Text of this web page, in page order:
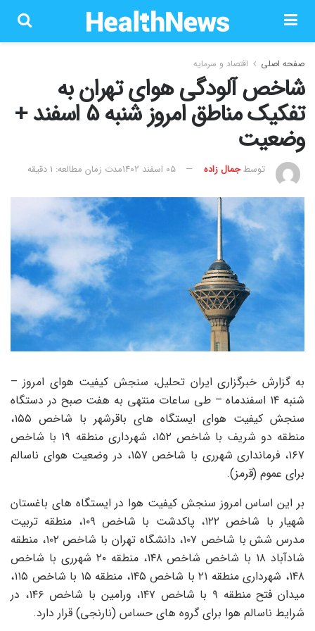
صفحه اصلی اقتصاد و سرمایه
شاخص آلودگی هوای تهران به
تفکیک مناطق امروز شنبه ۵ اسفند +
وضعیت
توسطجمال زاده ۰۵ اسفند ۱۴۰۲ مدت زمان مطالعه: 1 دقیقه
به گزارش خبرگزاری ایران تحلیل، سنجش کیفیت هوای امروز –
شنبه ۱۴ اسفندماه – طی ساعات منتهی به هفت صبح در دستگاه
سنجش کیفیت هوای ایستگاه های باقرشهر با شاخص ۱۵۵،
منطقه دو شریف با شاخص ۱۵۲، شهرداری منطقه ۱۹ با شاخص
۱۶۷، فرمانداری شهرری با شاخص ۱۵۷، در وضعیت هوای ناسالم
برای عموم (قرمز).
بر این اساس امروز سنجش کیفیت هوا در ایستگاه های باغستان
شهیار با شاخص ۱۲۲، پاکدشت با شاخص ۱۰۹، منطقه تربیت
مدرس شش با شاخص ۱۰۷، دانشگاه تهران با شاخص ۱۰۲، منطقه
شادآباد ۱۸ با شاخص شاخص ۱۴۸، منطقه ۲۰ شهرری با شاخص
۱۴۸، شهرداری منطقه ۲۱ با شاخص ۱۴۵، منطقه ۱۵ با شاخص ۱۱۵،
میدان فتح منطقه ۹ با شاخص ۱۴۷، ورامین با شاخص ۱۴۶، در
شرایط ناسالم هوا برای گروه های حساس (نارنجی) قرار دارد.